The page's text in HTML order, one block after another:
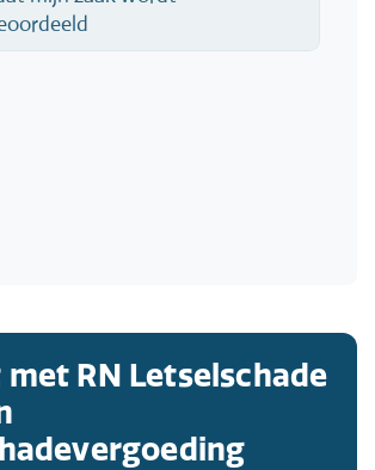
RN Letselschade